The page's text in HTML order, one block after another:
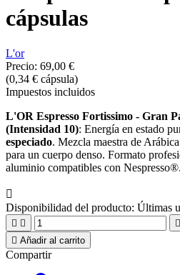
cápsulas
L'or
Precio: 69,00 €
(0,34 € cápsula)
Impuestos incluidos
L'OR Espresso Fortissimo - Gran
(Intensidad 10): Energía en estado
especiado. Mezcla maestra de
para un cuerpo denso. Formato
aluminio compatibles con Nespresso®.

Disponibilidad del producto: Últimas
  
 Añadir al carrito
Compartir